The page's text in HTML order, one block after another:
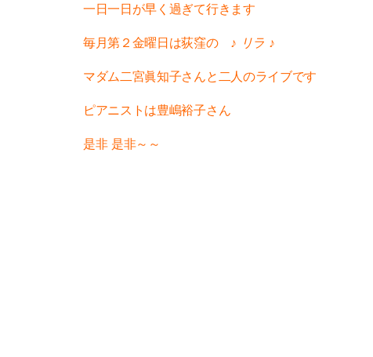
一日一日が早く過ぎて行きます
毎月第２金曜日は荻窪の ♪ リラ ♪
マダム二宮眞知子さんと二人のライブです
ピアニストは豊嶋裕子さん
是非 是非～～